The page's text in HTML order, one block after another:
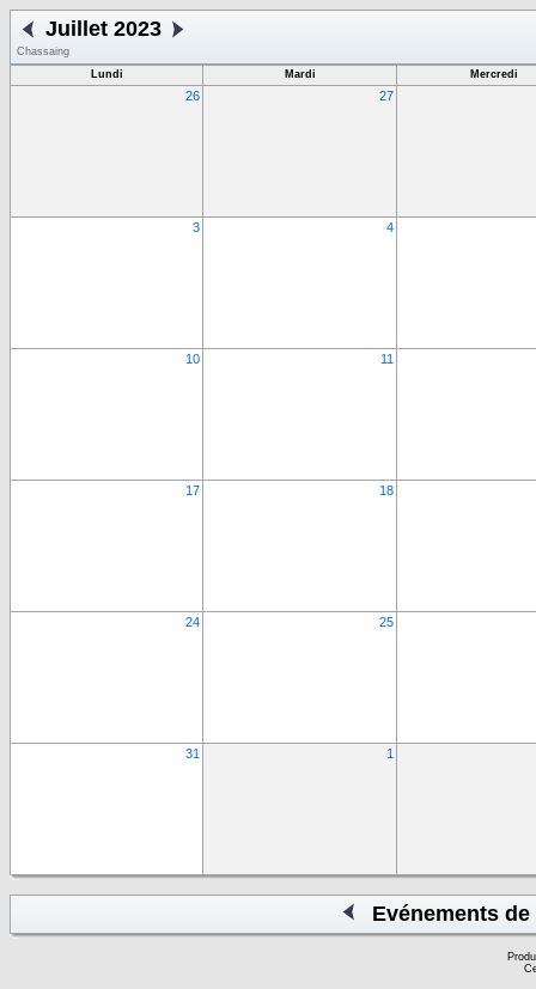
Juillet 2023
Chassaing
Lundi
Mardi Mercredi
26 27
3 4
10 11
17 18
24 25
31 1
Evénements